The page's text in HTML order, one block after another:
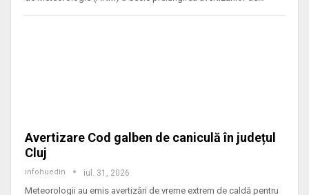
Avertizare Cod galben de caniculă în județul
Cluj
infohuedin iul. 31, 2026
Meteorologii au emis avertizări de vreme extrem de caldă pentru